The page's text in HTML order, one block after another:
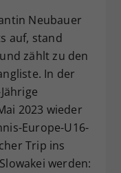
Neubauer
auf, stand
zählt zu den
In der
2023 wieder
Europe-U16-
Trip ins
werden:
Ihre Consent-
anderem eine
für die
Ihrer
falls der
dies eingestellt